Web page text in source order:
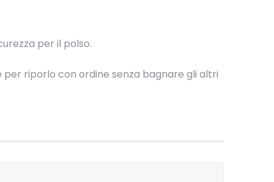
per il polso.
riporlo con ordine senza bagnare gli altri